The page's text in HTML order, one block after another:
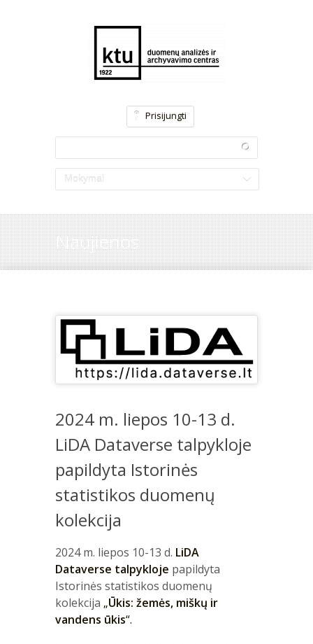
Prisijungti
Mokymai
Naujienos
2024 m. liepos 10-13 d.
LiDA Dataverse talpykloje
papildyta Istorinės
statistikos duomenų
kolekcija
2024 m. liepos 10-13 d. LiDA
Dataverse talpykloje papildyta
Istorinės statistikos duomenų
kolekcija „Ūkis: žemės, miškų ir
vandens ūkis“.